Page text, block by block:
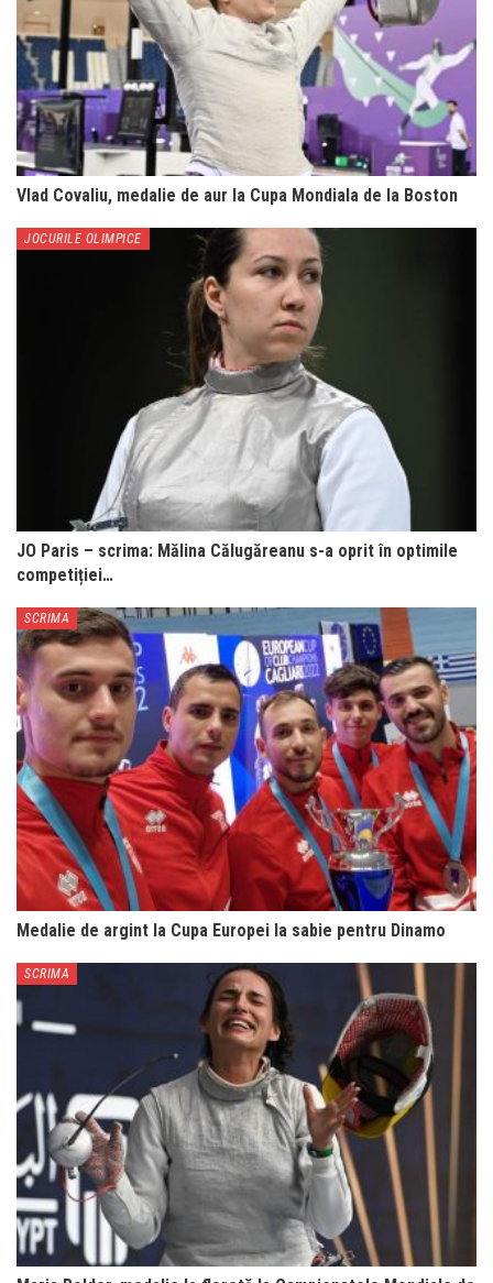
Vlad Covaliu, medalie de aur la Cupa Mondiala de la Boston
JOCURILE OLIMPICE
JO Paris – scrima: Mălina Călugăreanu s-a oprit în optimile
competiției…
SCRIMA
Medalie de argint la Cupa Europei la sabie pentru Dinamo
SCRIMA